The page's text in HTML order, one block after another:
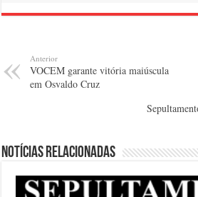
Anterior
VOCEM garante vitória maiúscula
em Osvaldo Cruz
Notícias relacionadas